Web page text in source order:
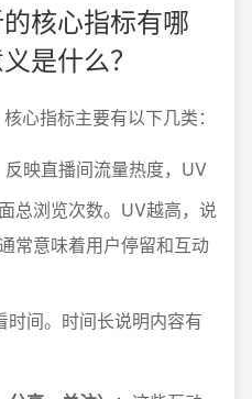
核心指标有哪
是什么？
心指标主要有以下几类：
反映直播间流量热度，UV
总浏览次数。UV越高，说
常意味着用户停留和互动
时间。时间长说明内容有